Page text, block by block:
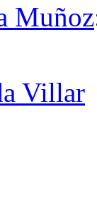
Muñoz
Villar